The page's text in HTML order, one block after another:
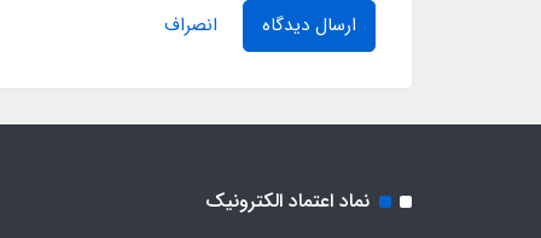
ارسال دیدگاه انصراف
نماد اعتماد الکترونیک